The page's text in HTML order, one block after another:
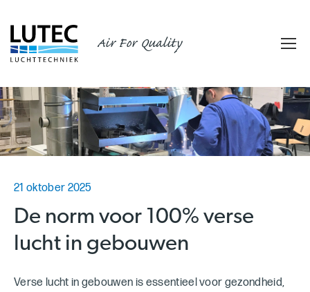
Air For Quality
21 oktober 2025
De norm voor 100% verse
lucht in gebouwen
Verse lucht in gebouwen is essentieel voor gezondheid,